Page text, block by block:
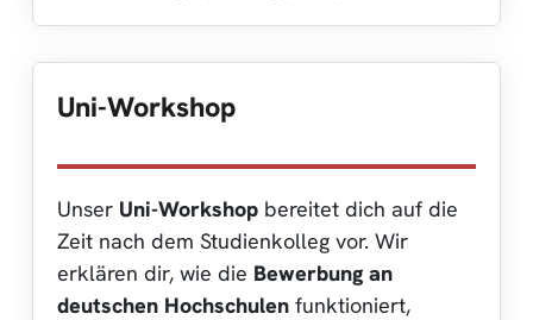
Uni-Workshop
Unser Uni-Workshop bereitet dich auf die
Zeit nach dem Studienkolleg vor. Wir
erklären dir, wie die Bewerbung an
deutschen Hochschulen funktioniert,